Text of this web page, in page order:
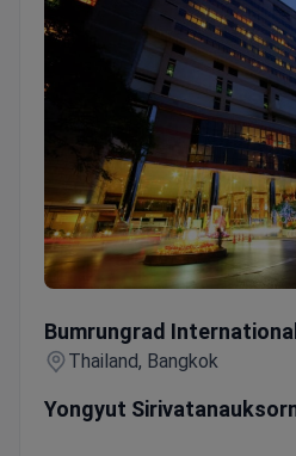
Bumrungrad
Thailand, Bangkok
Yongyut